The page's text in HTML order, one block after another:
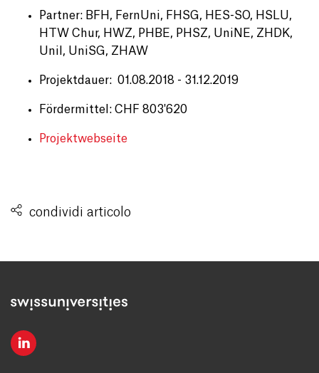
Partner: BFH, FernUni, FHSG, HES-SO, HSLU,
HTW Chur, HWZ, PHBE, PHSZ, UniNE, ZHDK,
Unil, UniSG, ZHAW
Projektdauer: 01.08.2018 - 31.12.2019
Fördermittel: CHF 803'620
Projektwebseite
condividi articolo